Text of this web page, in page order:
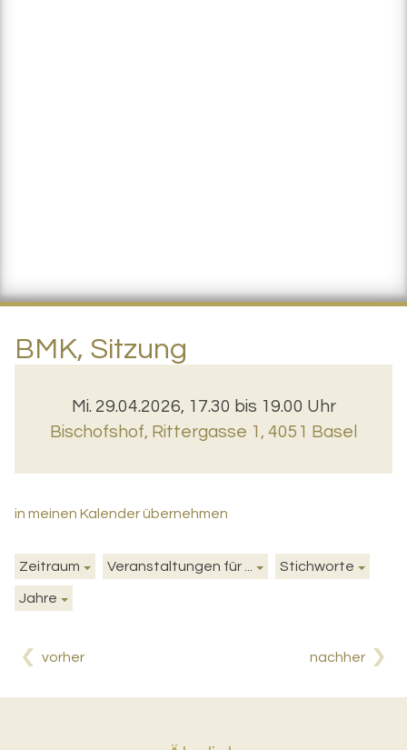
BMK, Sitzung
Mi. 29.04.2026, 17.30 bis 19.00 Uhr
Bischofshof, Rittergasse 1, 4051 Basel
in meinen Kalender übernehmen
Zeitraum Veranstaltungen für ... Stichworte
Jahre
vorher nachher